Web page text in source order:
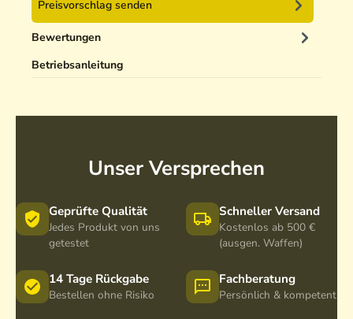
e
r
0
Preisvorschlag senden
Bewertungen
Betriebsanleitung
Unser Versprechen
Geprüfte Qualität
Jedes Produkt von uns
getestet
Schneller Versand
Kostenlos ab 500 €
(ausgen. Waffen)
14 Tage Rückgabe
Bestellen ohne Risiko
Fachberatung
Persönlich & kompetent